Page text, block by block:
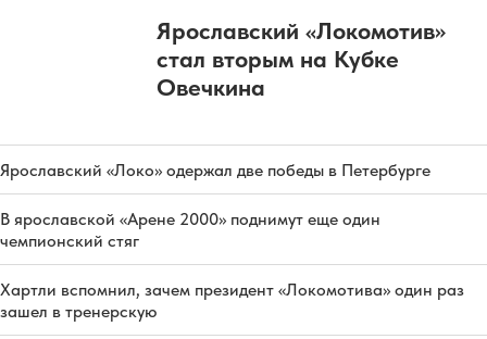
Ярославский «Локомотив»
стал вторым на Кубке
Овечкина
Ярославский «Локо» одержал две победы в Петербурге
В ярославской «Арене 2000» поднимут еще один
чемпионский стяг
Хартли вспомнил, зачем президент «Локомотива» один раз
зашел в тренерскую